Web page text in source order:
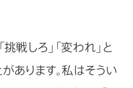
戦しろ」「変われ」と
あります。私はそうい